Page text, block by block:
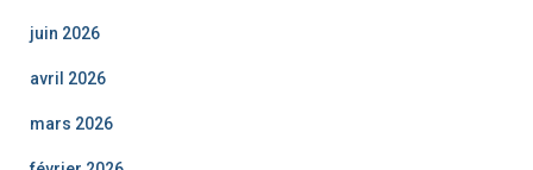
juin 2026
avril 2026
mars 2026